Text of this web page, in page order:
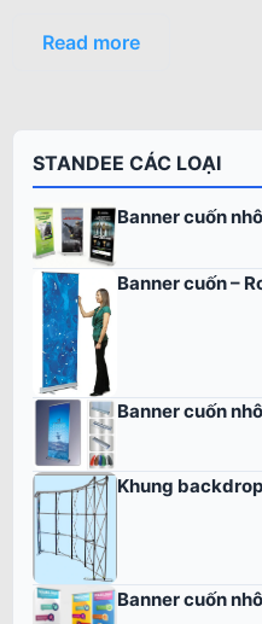
Read more
STANDEE CÁC LOẠI
Banner cuốn
Banner cuốn –
Banner cuốn
Khung
Banner cuốn